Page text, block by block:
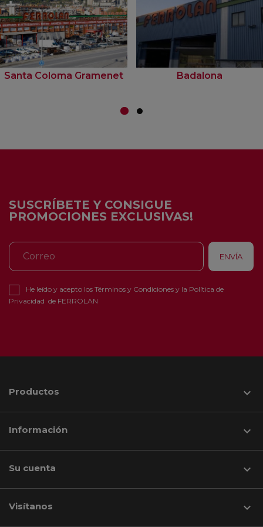
Santa Coloma Gramenet Badalona
SUSCRÍBETE Y CONSIGUE
PROMOCIONES EXCLUSIVAS!
He leído y acepto los Términos y Condiciones y la Política de
Privacidad de FERROLAN
Productos 
Información 
Su cuenta 
Visítanos keyboard_arrow_down